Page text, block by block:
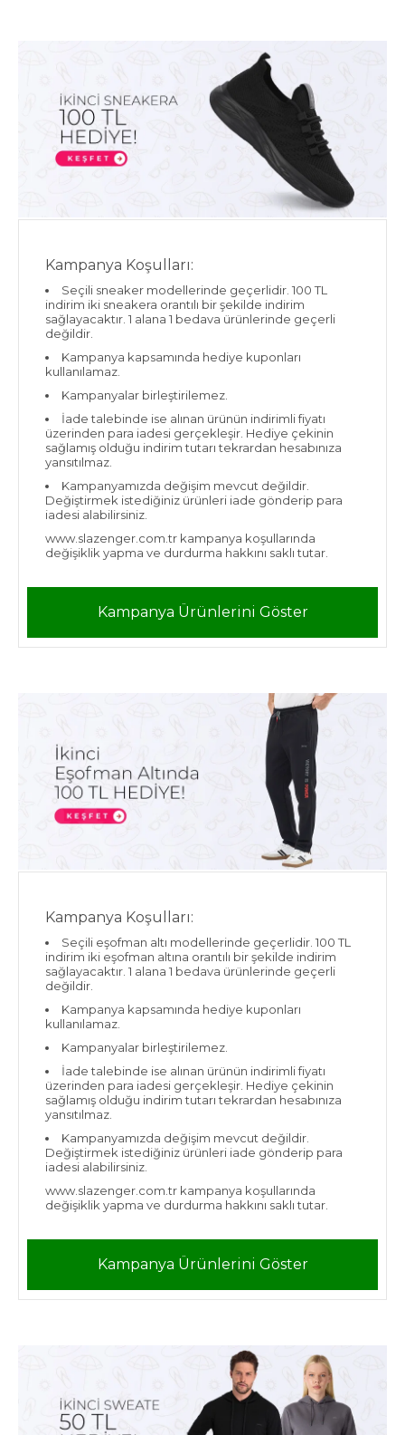
Kampanya Koşulları:
Seçili sneaker modellerinde geçerlidir. 100 TL
indirim iki sneakera orantılı bir şekilde indirim
sağlayacaktır. 1 alana 1 bedava ürünlerinde geçerli
değildir.
Kampanya kapsamında hediye kuponları
kullanılamaz.
Kampanyalar birleştirilemez.
İade talebinde ise alınan ürünün indirimli fiyatı
üzerinden para iadesi gerçekleşir. Hediye çekinin
sağlamış olduğu indirim tutarı tekrardan hesabınıza
yansıtılmaz.
Kampanyamızda değişim mevcut değildir.
Değiştirmek istediğiniz ürünleri iade gönderip para
iadesi alabilirsiniz.
www.slazenger.com.tr kampanya koşullarında
değişiklik yapma ve durdurma hakkını saklı tutar.
Kampanya Ürünlerini Göster
Kampanya Koşulları:
Seçili eşofman altı modellerinde geçerlidir. 100 TL
indirim iki eşofman altına orantılı bir şekilde indirim
sağlayacaktır. 1 alana 1 bedava ürünlerinde geçerli
değildir.
Kampanya kapsamında hediye kuponları
kullanılamaz.
Kampanyalar birleştirilemez.
İade talebinde ise alınan ürünün indirimli fiyatı
üzerinden para iadesi gerçekleşir. Hediye çekinin
sağlamış olduğu indirim tutarı tekrardan hesabınıza
yansıtılmaz.
Kampanyamızda değişim mevcut değildir.
Değiştirmek istediğiniz ürünleri iade gönderip para
iadesi alabilirsiniz.
www.slazenger.com.tr kampanya koşullarında
değişiklik yapma ve durdurma hakkını saklı tutar.
Kampanya Ürünlerini Göster